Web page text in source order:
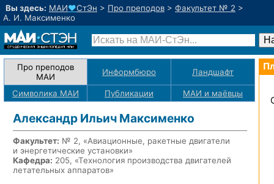
Вы здесь: МАИ♥СтЭн > Про преподов > Факультет № 2 >
А. И. Максименко
Про преподов
МАИ
Информбюро Ландшафт
Символика МАИ Публикации МАИ и маёвцы
Александр Ильич Максименко
Факультет: № 2, «Авиационные, ракетные двигатели
и энергетические установки»
Кафедра: 205, «Технология производства двигателей
летательных аппаратов»